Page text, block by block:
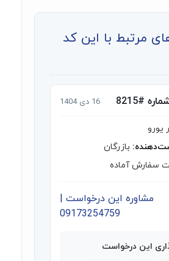
مرتبط با این کد
#8215 16 دی 1404
بازرگان
سفارش آماده
مشاوره این درخواست |
09173254759
این درخواست